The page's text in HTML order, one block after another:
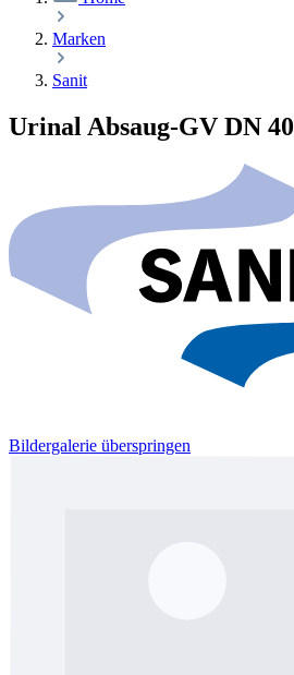
Marken
Sanit
Urinal Absaug-GV DN 40
Bildergalerie überspringen